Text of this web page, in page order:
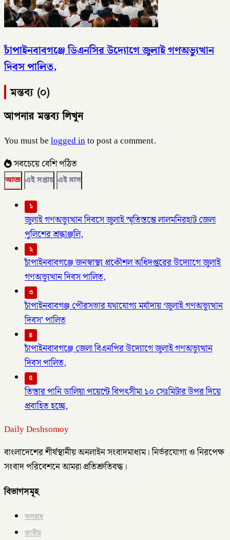
চাঁপাইনবাবগঞ্জে ডিএনসির উদ্যোগে জুলাই গণঅভ্যুত্থান
দিবস পালিত,
মন্তব্য (০)
আপনার মন্তব্য লিখুন
You must belogged into post a comment.
সবচেয়ে বেশি পঠিত
আজ এই সপ্তাহ এই মাস
১
জুলাই গণঅভ্যুত্থান দিবসে জুলাই স্মৃতিস্তম্ভে লালমনিরহাট জেলা
পুলিশের শ্রদ্ধাঞ্জলি,
২
চাঁপাইনবাবগঞ্জে জনস্বাস্থ্য প্রকৌশল অধিদপ্তরের উদ্যোগে জুলাই
গণঅভ্যুত্থান দিবস পালিত,
৩
চাঁপাইনবাবগঞ্জ পৌরসভার যথাযোগ্য মর্যাদায় ‘জুলাই গণঅভ্যুত্থান
দিবস’ পালিত
৪
চাঁপাইনবাবগঞ্জে জেলা বিএনপির উদ্যোগে জুলাই গণঅভ্যুত্থান
দিবস পালিত,
৫
তিস্তার পানি ডালিয়া পয়েন্টে বিপৎসীমা ১০ সেঃমিটার উপর দিয়ে
প্রবাহিত হচ্ছে,
Daily Deshsomoy
বাংলাদেশের শীর্ষস্থানীয় অনলাইন সংবাদমাধ্যম। নির্ভরযোগ্য ও নিরপেক্ষ
সংবাদ পরিবেশনে আমরা প্রতিশ্রুতিবদ্ধ।
বিভাগসমূহ
অপরাধ
জাতীয়